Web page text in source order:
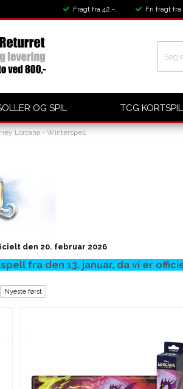
Fragt fra 42,-, Fri fragt
OG SPIL TCG KORTSPIL
Lorcana - Winterspell
den 20. februar 2026
fra den 13. januar, da vi er
Nyeste først